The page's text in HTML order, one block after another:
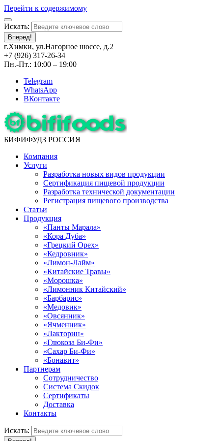
Перейти к содержимому
Искать:
Вперед!
г.Химки, ул.Нагорное шоссе, д.2
+7 (926) 317-26-34
Пн.-Пт.: 10:00 – 19:00
Telegram
WhatsApp
ВКонтакте
БИФИФУДЗ РОССИЯ
Компания
Услуги
Разработка новых видов продукции
Сертификация пищевой продукции
Разработка технической документации
Регистрация пищевого производства
Статьи
Продукция
«Панты Марала»
«Кора Дуба»
«Грецкий Орех»
«Кедровник»
«Лимон-Лайм»
«Китайские Травы»
«Морошка»
«Лимонник Китайский»
«Барбарис»
«Медовик»
«Овсянник»
«Ячменник»
«Лакторин»
«Глюкоза Би-Фи»
«Сахар Би-Фи»
«Бонавит»
Партнерам
Сотрудничество
Система Скидок
Сертификаты
Доставка
Контакты
Искать: